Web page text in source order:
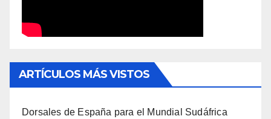
ARTÍCULOS MÁS VISTOS
Dorsales de España para el Mundial Sudáfrica